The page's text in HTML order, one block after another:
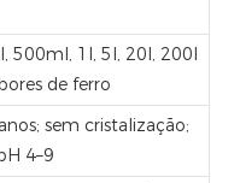
500ml, 1l, 5l, 20l, 200l
de ferro
sem cristalização;
4–9